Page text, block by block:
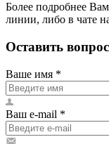
Более подробнее
линии, либо в чате
Оставить
Ваше имя *
Ваш e-mail *